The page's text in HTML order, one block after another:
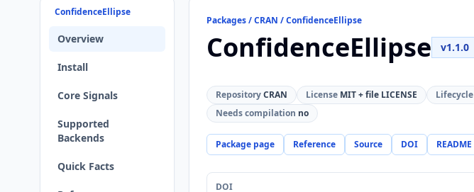
ConfidenceEllipse
Overview
Install
Core Signals
Supported
Backends
Quick Facts
Packages / CRAN / ConfidenceEllipse
ConfidenceEllipse v1.1.0
RepositoryCRAN License MIT + file LICENSE Lifecycle
Needs compilation no
Package page Reference Source DOI README
DOI